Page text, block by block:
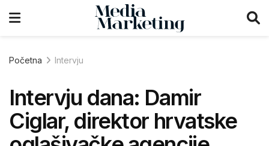
Početna Intervju
Intervju dana: Damir
Ciglar, direktor hrvatske